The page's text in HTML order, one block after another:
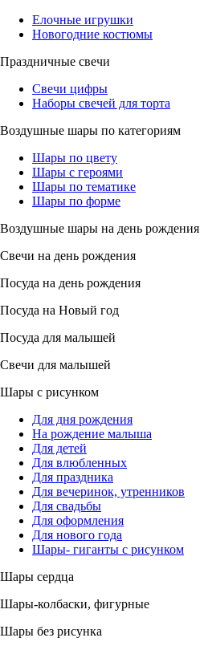
Елочные игрушки
Новогодние костюмы
Праздничные свечи
Свечи цифры
Наборы свечей для торта
Воздушные шары по категориям
Шары по цвету
Шары с героями
Шары по тематике
Шары по форме
Воздушные шары на день рождения
Свечи на день рождения
Посуда на день рождения
Посуда на Новый год
Посуда для малышей
Свечи для малышей
Шары с рисунком
Для дня рождения
На рождение малыша
Для детей
Для влюбленных
Для праздника
Для вечеринок, утренников
Для свадьбы
Для оформления
Для нового года
Шары- гиганты с рисунком
Шары сердца
Шары-колбаски, фигурные
Шары без рисунка